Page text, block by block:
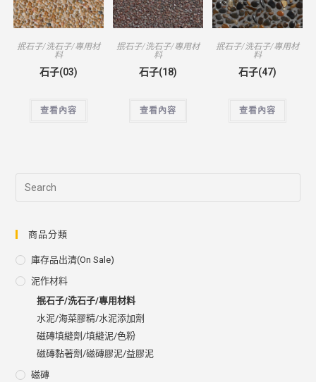
抿石子/洗石子/專用材
料
石子(03)
查看內容
抿石子/洗石子/專用材
料
石子(18)
查看內容
抿石子/洗石子/專用材
料
石子(47)
查看內容
商品分類
庫存品出清(on Sale)
泥作材料
抿石子/洗石子/專用材料
水泥/海菜膠精/水泥添加劑
磁磚填縫劑/填縫泥/色粉
磁磚黏著劑/磁磚膠泥/益膠泥
磁磚